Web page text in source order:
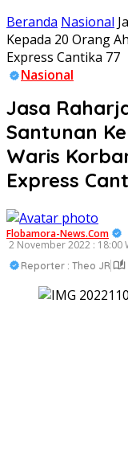
Beranda Nasional
Kepada 20 Orang
Express Cantika 77
Nasional
Jasa
Santunan
Waris
Express
Flobamora-News.Com
2 November 2022 : 18:00
Reporter : Theo JR